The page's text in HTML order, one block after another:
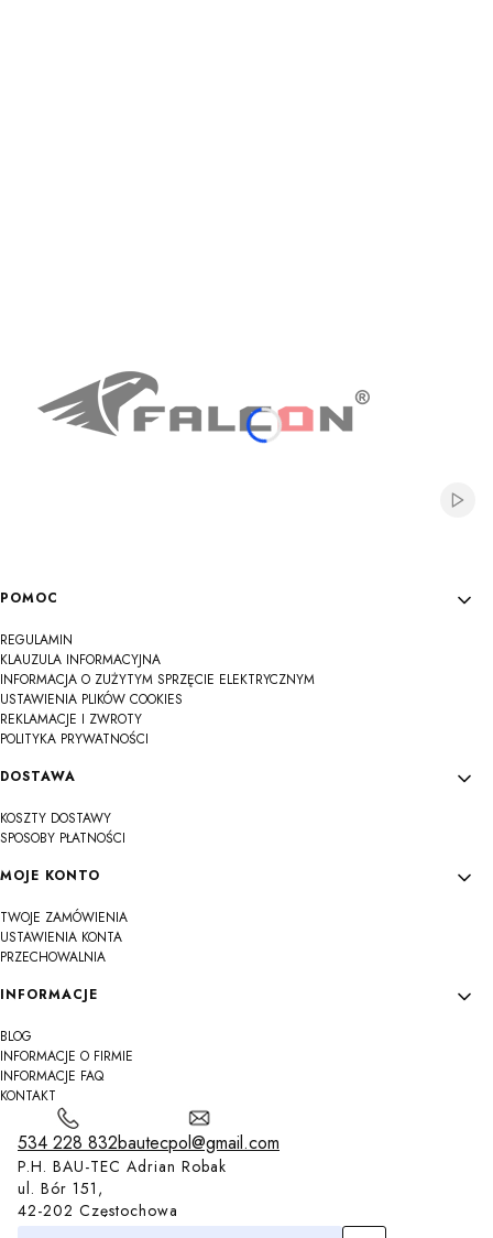
Linki w stopce
POMOC
REGULAMIN
KLAUZULA INFORMACYJNA
INFORMACJA O ZUŻYTYM SPRZĘCIE ELEKTRYCZNYM
USTAWIENIA PLIKÓW COOKIES
REKLAMACJE I ZWROTY
POLITYKA PRYWATNOŚCI
DOSTAWA
KOSZTY DOSTAWY
SPOSOBY PŁATNOŚCI
MOJE KONTO
TWOJE ZAMÓWIENIA
USTAWIENIA KONTA
PRZECHOWALNIA
INFORMACJE
BLOG
INFORMACJE O FIRMIE
INFORMACJE FAQ
KONTAKT
534 228 832bautecpol@gmail.com
P.H. BAU-TEC Adrian Robak
ul. Bór 151,
42-202 Częstochowa